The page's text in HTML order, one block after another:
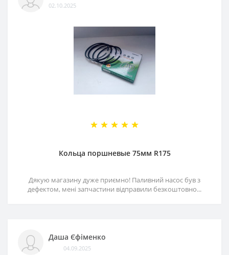
02.10.2025
Кольца поршневые 75мм R175
Дякую магазину дуже приємно! Паливний насос був з
дефектом, мені запчастини відправили безкоштовно...
Даша Єфіменко
04.09.2025